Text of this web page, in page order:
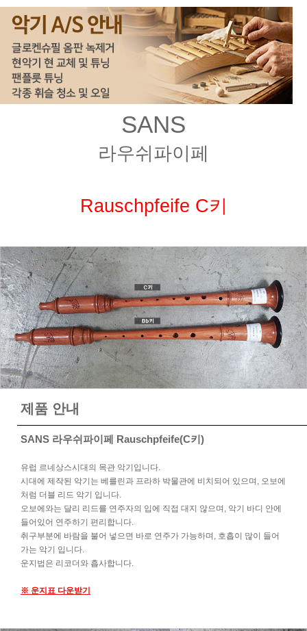
SANS
라우쉬파이페
Rauschpfeife C키
제품 안내
SANS 라우쉬파이페 Rauschpfeife(C키)
유럽 르네상스시대의 목관 악기입니다.
시대에 제작된 악기는 베를린과 프라하 박물관에 비치되어 있으며, 오보에
처럼 더블 리드 악기 입니다.
오보에와는 달리 리드를 연주자의 입에 직접 대지 않으며, 악기 바디 안에
들어있어 연주하기 편리합니다.
취구부분에 바람을 불어 넣으면 바로 연주가 가능하며, 호흡이 많이 들어
가는 악기 입니다.
운지법은 리코더와 흡사합니다.
※ 운지표 다운받기